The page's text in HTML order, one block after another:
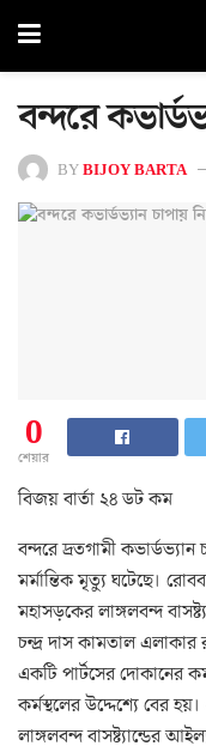
বন্দরে
BYBIJOY BARTA
0
শেয়ার
বিজয় বার্তা ২৪ ডট কম
বন্দরে দ্রতগামী
মর্মান্তিক মৃত্যু ঘটেছে।
মহাসড়কের লাঙ্গলবন্দ
চন্দ্র দাস কামতাল এলাকার
একটি পার্টসের দোকানের
কর্মস্থলের উদ্দেশ্যে বের
লাঙ্গলবন্দ বাসষ্ট্যান্ডের